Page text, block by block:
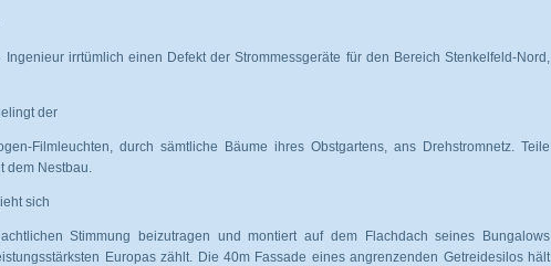
irrtümlich einen Defekt der Strommessgeräte für den Bereich Stenkelfeld-Nord,
der
Filmleuchten, durch sämtliche Bäume ihres Obstgartens, ans Drehstromnetz. Teile
dem Nestbau.
sich
Stimmung beizutragen und montiert auf dem Flachdach seines Bungalows
Europas zählt. Die 40m Fassade eines angrenzenden Getreidesilos hält